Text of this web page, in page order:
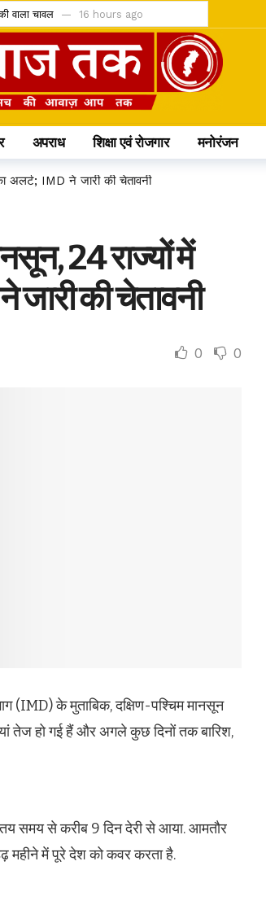
वाला चावल 16 hours ago
येलो अलर्ट 16 hours ago
CM अरुण साव 16 hours ago
झंडी 17 hours ago
पर कुनबा 2 days ago
अपराध शिक्षा एवं रोजगार मनोरंजन
अलर्ट; IMD ने जारी की चेतावनी
24 राज्यों में
की चेतावनी
0 0
(IMD) के मुताबिक, दक्षिण-पश्चिम मानसून
तेज हो गई हैं और अगले कुछ दिनों तक बारिश,
समय से करीब 9 दिन देरी से आया. आमतौर
में पूरे देश को कवर करता है.